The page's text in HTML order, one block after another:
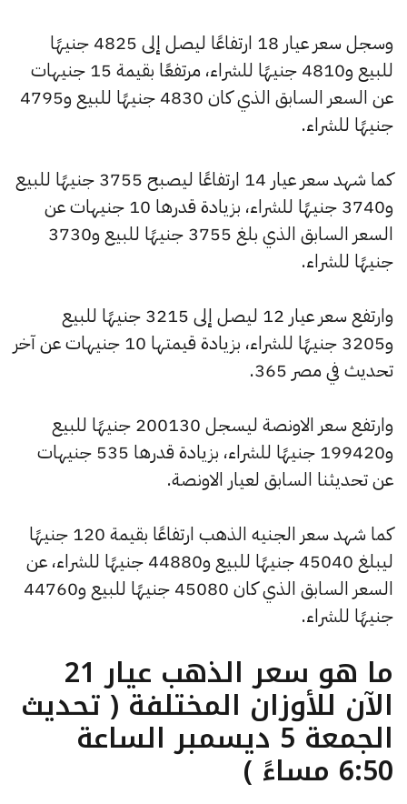
وسجل سعر عيار 18 ارتفاعًا ليصل إلى 4825 جنيهًا
للبيع و4810 جنيهًا للشراء، مرتفعًا بقيمة 15 جنيهات
عن السعر السابق الذي كان 4830 جنيهًا للبيع و4795
جنيهًا للشراء.
كما شهد سعر عيار 14 ارتفاعًا ليصبح 3755 جنيهًا للبيع
و3740 جنيهًا للشراء، بزيادة قدرها 10 جنيهات عن
السعر السابق الذي بلغ 3755 جنيهًا للبيع و3730
جنيهًا للشراء.
وارتفع سعر عيار 12 ليصل إلى 3215 جنيهًا للبيع
و3205 جنيهًا للشراء، بزيادة قيمتها 10 جنيهات عن آخر
تحديث في مصر 365.
وارتفع سعر الاونصة ليسجل 200130 جنيهًا للبيع
و199420 جنيهًا للشراء، بزيادة قدرها 535 جنيهات
عن تحديثنا السابق لعيار الاونصة.
كما شهد سعر الجنيه الذهب ارتفاعًا بقيمة 120 جنيهًا
ليبلغ 45040 جنيهًا للبيع و44880 جنيهًا للشراء، عن
السعر السابق الذي كان 45080 جنيهًا للبيع و44760
جنيهًا للشراء.
ما هو سعر الذهب عيار 21
الآن للأوزان المختلفة ( تحديث
الجمعة 5 ديسمبر الساعة
6:50 مساءً )